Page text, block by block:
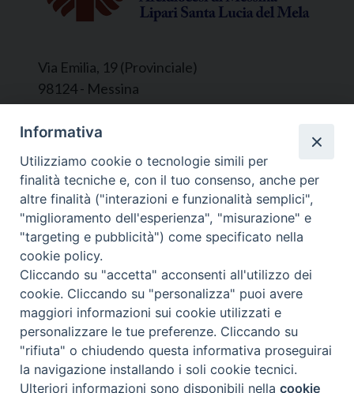
Via Emilia, 19 (Provinciale)
98124 - Messina
Segreteria e Amministrazione:
L’Ufficio è aperto tutti i giorni da lunedì a
venerdì, dalle ore 9.30 alle ore 12.30.
Tel. 090.9146045
mail:ufficiocaritas@diocesimessina.it.
Seguici su
© 2022 - 2025 Caritas Arcidiocesi di Messina Lipari
Santa Lucia del Mela - All Rights Reserved | Privacy
Policy
Preferenze Cookie
Informativa
Utilizziamo cookie o tecnologie simili per
finalità tecniche e, con il tuo consenso, anche per
altre finalità ("interazioni e funzionalità semplici",
"miglioramento dell'esperienza", "misurazione" e
"targeting e pubblicità") come specificato nella
cookie policy.
Cliccando su "accetta" acconsenti all'utilizzo dei
cookie. Cliccando su "personalizza" puoi avere
maggiori informazioni sui cookie utilizzati e
personalizzare le tue preferenze. Cliccando su
"rifiuta" o chiudendo questa informativa proseguirai
la navigazione installando i soli cookie tecnici.
Ulteriori informazioni sono disponibili nellacookie